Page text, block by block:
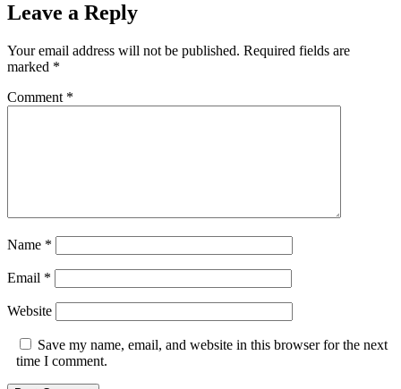
Leave a Reply
Your email address will not be published. Required fields are
marked *
Comment *
Name *
Email *
Website
Save my name, email, and website in this browser for the next
time I comment.